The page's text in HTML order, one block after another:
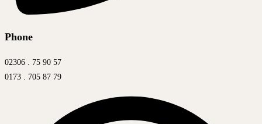
Phone
02306 . 75 90 57
0173 . 705 87 79